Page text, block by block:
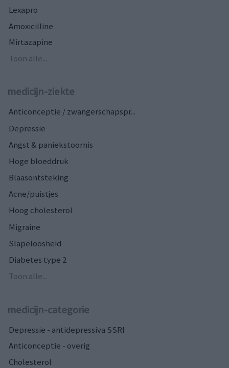
Lexapro
Amoxicilline
Mirtazapine
Toon alle...
medicijn-ziekte
Anticonceptie / zwangerschapspr...
Depressie
Angst & paniekstoornis
Hoge bloeddruk
Blaasontsteking
Acne/puistjes
Hoog cholesterol
Migraine
Slapeloosheid
Diabetes type 2
Toon alle...
medicijn-categorie
Depressie - antidepressiva SSRI
Anticonceptie - overig
Cholesterol